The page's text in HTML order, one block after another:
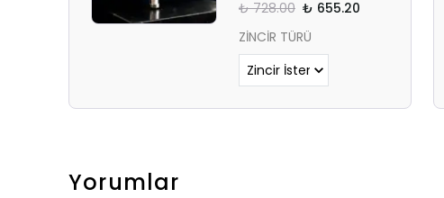
₺ 728.00 ₺ 655.20
ZİNCİR TÜRÜ
Yorumlar